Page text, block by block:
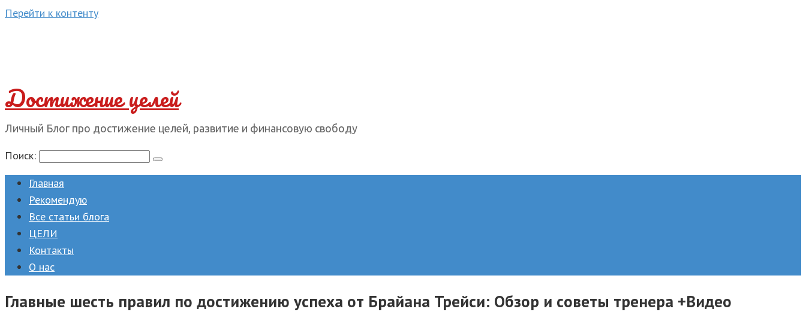
Перейти к контенту
Достижение целей
Личный Блог про достижение целей, развитие и финансовую свободу
Поиск:
Главная
Рекомендую
Все статьи блога
ЦЕЛИ
Контакты
О нас
Главные шесть правил по достижению успеха от Брайана Трейси: Обзор и советы тренера +Видео